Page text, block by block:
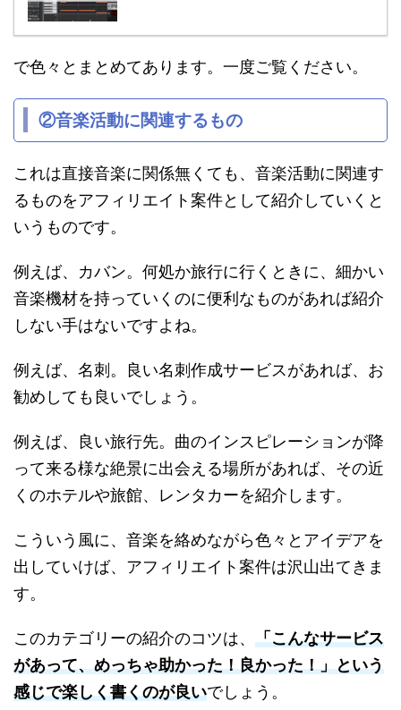
で色々とまとめてあります。一度ご覧ください。
②音楽活動に関連するもの
これは直接音楽に関係無くても、音楽活動に関連す
るものをアフィリエイト案件として紹介していくと
いうものです。
例えば、カバン。何処か旅行に行くときに、細かい
音楽機材を持っていくのに便利なものがあれば紹介
しない手はないですよね。
例えば、名刺。良い名刺作成サービスがあれば、お
勧めしても良いでしょう。
例えば、良い旅行先。曲のインスピレーションが降
って来る様な絶景に出会える場所があれば、その近
くのホテルや旅館、レンタカーを紹介します。
こういう風に、音楽を絡めながら色々とアイデアを
出していけば、アフィリエイト案件は沢山出てきま
す。
このカテゴリーの紹介のコツは、 「こんなサービス
があって、めっちゃ助かった！良かった！」という
感じで楽しく書くのが良いでしょう。